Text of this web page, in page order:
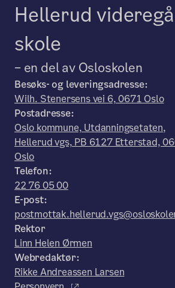
Hellerud
skole
– en del av Osloskolen
Besøks- og leveringsadresse:
Wilh. Stenersens vei 6, 0671 Oslo
Postadresse:
Oslo kommune, Utdanningsetaten,
Hellerud vgs, PB 6127 Etterstad,
Oslo
Telefon:
22 76 05 00
E-post:
Rektor
Linn Helen Ørmen
Webredaktør:
Rikke Andreassen Larsen